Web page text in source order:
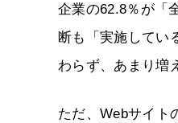
企業の62.8％が「
断も「実施してい
わらず、あまり増
ただ、Webサイト